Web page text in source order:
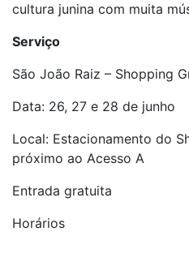
cultura junina com muita
Serviço
São João Raiz – Shopping
Data: 26, 27 e 28 de junho
Local: Estacionamento do
próximo ao Acesso A
Entrada gratuita
Horários